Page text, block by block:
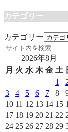
カテゴリー
カテゴリー
2026年8月
月 火 水 木 金 土
1
2
3
4 5 6 7 8
10 11 12 13 14 15
17 18 19 20 21 22
24 25 26 27 28 29